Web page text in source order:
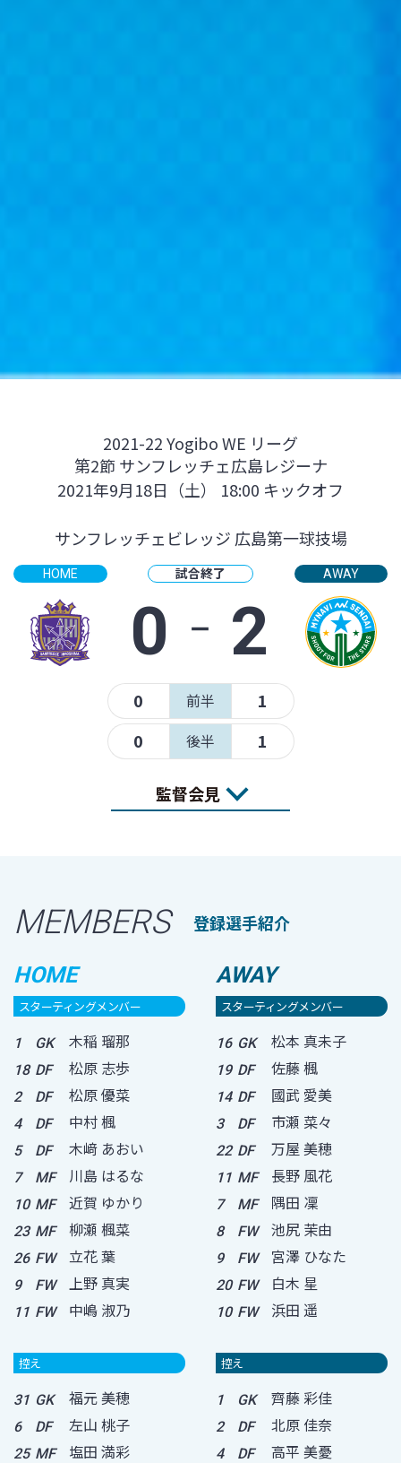
2021-22 Yogibo WE リーグ
第2節 サンフレッチェ広島レジーナ
2021年9月18日（土） 18:00 キックオフ
サンフレッチェビレッジ 広島第一球技場
HOME 試合終了
0‐ 2
0 前半
1
0
後半 1
AWAY
監督会見
MEMBERS 登録選手紹介
HOME
スターティングメンバー
1 GK 木稲 瑠那
18 DF 松原 志歩
2 DF 松原 優菜
4 DF 中村 楓
5 DF 木﨑 あおい
7 MF 川島 はるな
10 MF 近賀 ゆかり
23 MF 柳瀬 楓菜
26 FW 立花 葉
9 FW 上野 真実
11 FW 中嶋 淑乃
控え
31 GK 福元 美穂
6 DF 左山 桃子
25 MF 塩田 満彩
AWAY
スターティングメンバー
16 GK 松本 真未子
19 DF 佐藤 楓
14 DF 國武 愛美
3 DF 市瀬 菜々
22 DF 万屋 美穂
11 MF 長野 風花
7 MF 隅田 凜
8 FW 池尻 茉由
9 FW 宮澤 ひなた
20 FW 白木 星
10 FW 浜田 遥
控え
1 GK 齊藤 彩佳
2 DF 北原 佳奈
4 DF 高平 美憂